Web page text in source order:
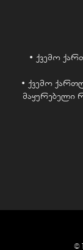
• ქვემო
• ქვემო
მაყურებელი
©